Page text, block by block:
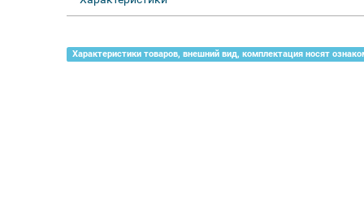
Характеристики товаров, внешний вид, комплектация носят